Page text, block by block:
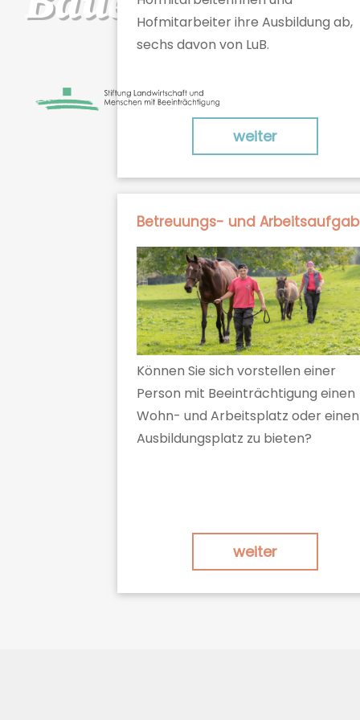
Hofmitarbeiter ihre Ausbildung ab,
sechs davon von LuB.
weiter
Betreuungs- und
Können Sie sich vorstellen einer
Person mit Beeinträchtigung einen
Wohn- und Arbeitsplatz oder einen
Ausbildungsplatz zu bieten?
weiter